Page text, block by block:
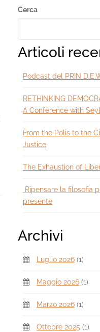
Secondary
Cerca
Articoli
Podcast del PRIN
RETHINKING
A Conference with
From the Polis to the
Justice
The Exhaustion of
Ripensare la filosofia
presente
Archivi
Luglio 2026 (1)
Maggio 2026 (1)
Marzo 2026 (1)
Ottobre 2025 (1)